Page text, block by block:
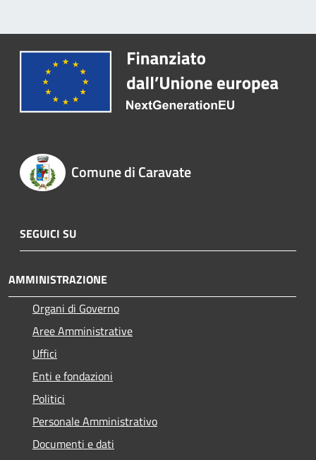
Comune di Caravate
SEGUICI SU
AMMINISTRAZIONE
Organi di Governo
Aree Amministrative
Uffici
Enti e fondazioni
Politici
Personale Amministrativo
Documenti e dati